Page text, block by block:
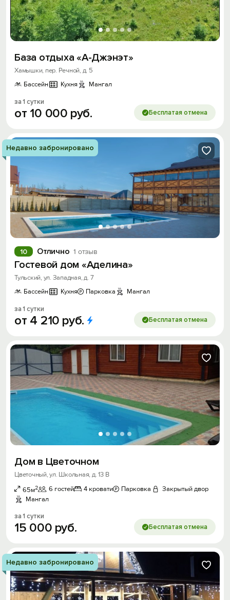
База отдыха «А-Джэнэт»
Хамышки, пер. Речной, д. 5
Бассейн
Кухня Мангал
за 1 сутки
от 10 000 руб. Бесплатая отмена
Недавно забронировано
Отлично 1 отзыв
10
Гостевой дом «Аделина»
Тульский, ул. Западная, д. 7
Бассейн
Кухня Парковка Мангал
за 1 сутки
от 4 210 руб. Бесплатая отмена
Дом в Цветочном
Цветочный, ул. Школьная, д. 13 В
65м2 6 гостей 4 кровати Парковка
Закрытый двор
Мангал
за 1 сутки
15 000 руб. Бесплатая отмена
Недавно забронировано